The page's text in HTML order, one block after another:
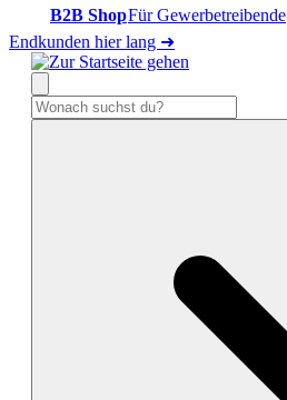
B2B ShopFür Gewerbetreibende
Endkunden hier lang ➜